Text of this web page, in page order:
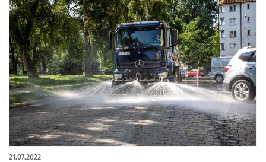
21.07.2022